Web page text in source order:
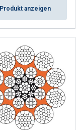
Produkt anzeigen